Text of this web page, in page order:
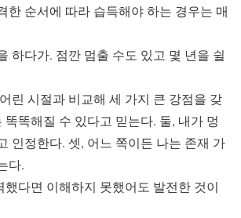
한 순서에 따라 습득해야 하는 경우는 매
하다가. 점깐 멈출 수도 있고 몇 년을 쉴
린 시절과 비교해 세 가지 큰 강점을 갖
똑똑해질 수 있다고 믿는다. 둘, 내가 멍
인정한다. 셋, 어느 쪽이든 나는 존재 가
다.
했다면 이해하지 못했어도 발전한 것이